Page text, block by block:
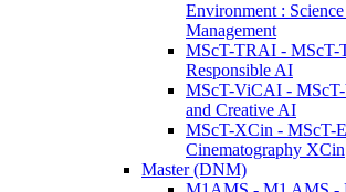
Environment :
Management
MScT-TRAI - MScT-
Responsible AI
MScT-ViCAI -
and Creative AI
MScT-XCin - MScT-
Cinematography XCin
Master (DNM)